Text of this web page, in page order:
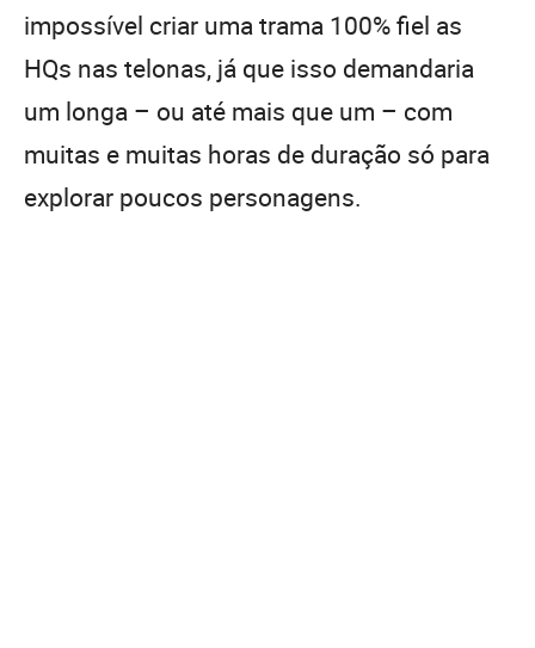
impossível criar uma trama 100% fiel as
HQs nas telonas, já que isso demandaria
um longa – ou até mais que um – com
muitas e muitas horas de duração só para
explorar poucos personagens.